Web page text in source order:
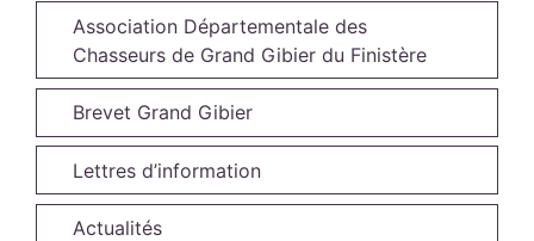
Association Départementale des
Chasseurs de Grand Gibier du Finistère
Brevet Grand Gibier
Lettres d’information
Actualités